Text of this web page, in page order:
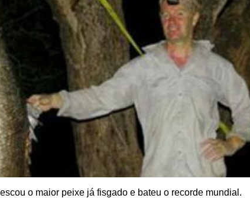
o maior peixe já fisgado e bateu o recorde mundial.